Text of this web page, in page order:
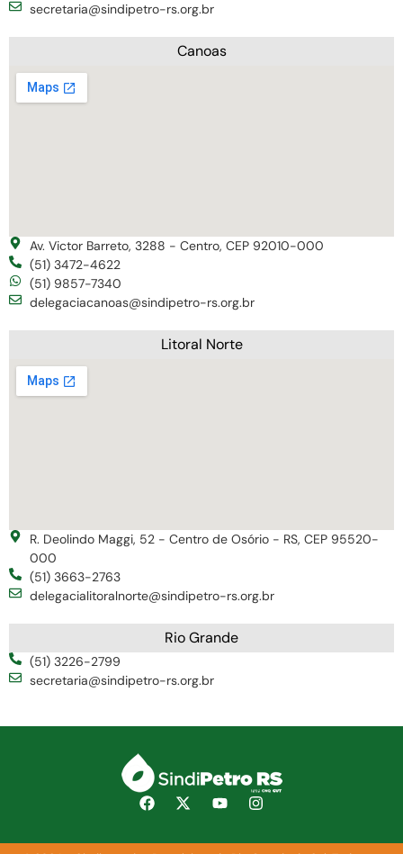
secretaria@sindipetro-rs.org.br
Canoas
Av. Victor Barreto, 3288 - Centro, CEP 92010-000
(51) 3472-4622
(51) 9857-7340
delegaciacanoas@sindipetro-rs.org.br
Litoral Norte
R. Deolindo Maggi, 52 - Centro de Osório - RS, CEP 95520-
000
(51) 3663-2763
delegacialitoralnorte@sindipetro-rs.org.br
Rio Grande
(51) 3226-2799
secretaria@sindipetro-rs.org.br